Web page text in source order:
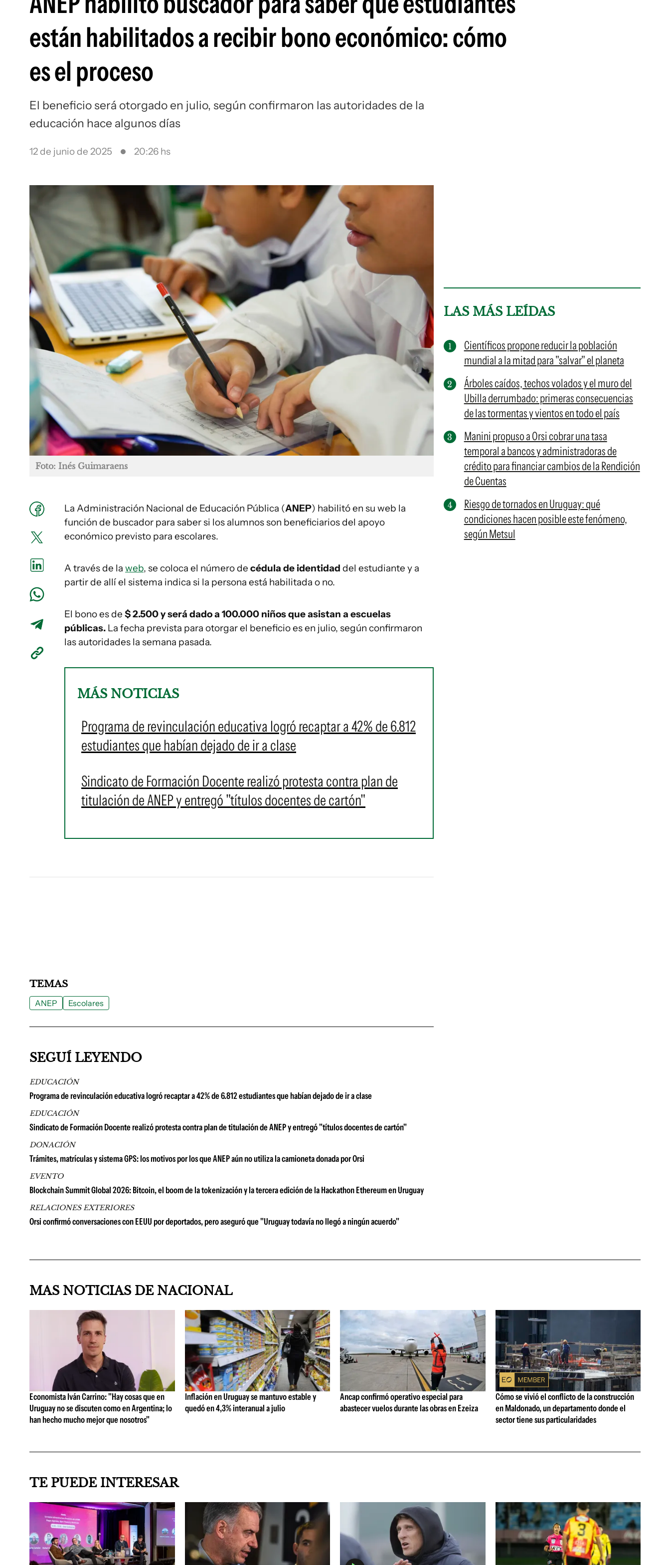
están habilitados a recibir bono económico: cómo
es el proceso
El beneficio será otorgado en julio, según confirmaron las autoridades de la
educación hace algunos días
12 de junio de 2025 20:26 hs
Foto: Inés Guimaraens
La Administración Nacional de Educación Pública (ANEP) habilitó en su web la
función de buscador para saber si los alumnos son beneficiarios del apoyo
económico previsto para escolares.
A través de la web, se coloca el número de cédula de identidad del estudiante y a
partir de allí el sistema indica si la persona está habilitada o no.
El bono es de $ 2.500 y será dado a 100.000 niños que asistan a escuelas
públicas. La fecha prevista para otorgar el beneficio es en julio, según confirmaron
las autoridades la semana pasada.
MÁS NOTICIAS
Programa de revinculación educativa logró recaptar a 42% de 6.812
estudiantes que habían dejado de ir a clase
Sindicato de Formación Docente realizó protesta contra plan de
titulación de ANEP y entregó "títulos docentes de cartón"
LAS MÁS LEÍDAS
Científicos propone reducir la población
mundial a la mitad para "salvar" el planeta
Árboles caídos, techos volados y el muro del
Ubilla derrumbado: primeras consecuencias
de las tormentas y vientos en todo el país
Manini propuso a Orsi cobrar una tasa
temporal a bancos y administradoras de
crédito para financiar cambios de la Rendición
de Cuentas
Riesgo de tornados en Uruguay: qué
condiciones hacen posible este fenómeno,
según Metsul
TEMAS
ANEP Escolares
SEGUÍ LEYENDO
EDUCACIÓN
Programa de revinculación educativa logró recaptar a 42% de 6.812 estudiantes que habían dejado de ir a clase
EDUCACIÓN
Sindicato de Formación Docente realizó protesta contra plan de titulación de ANEP y entregó "títulos docentes de cartón"
DONACIÓN
Trámites, matrículas y sistema GPS: los motivos por los que ANEP aún no utiliza la camioneta donada por Orsi
EVENTO
Blockchain Summit Global 2026: Bitcoin, el boom de la tokenización y la tercera edición de la Hackathon Ethereum en Uruguay
RELACIONES EXTERIORES
Orsi confirmó conversaciones con EEUU por deportados, pero aseguró que "Uruguay todavía no llegó a ningún acuerdo"
MAS NOTICIAS DE NACIONAL
Economista Iván Carrino: "Hay cosas que en
Uruguay no se discuten como en Argentina; lo
han hecho mucho mejor que nosotros"
Inflación en Uruguay se mantuvo estable y
quedó en 4,3% interanual a julio
Ancap confirmó operativo especial para
abastecer vuelos durante las obras en Ezeiza
Cómo se vivió el conflicto de la construcción
en Maldonado, un departamento donde el
sector tiene sus particularidades
TE PUEDE INTERESAR